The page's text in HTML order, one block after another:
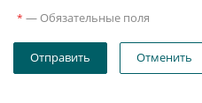
* — Обязательные поля
Отправить Отменить